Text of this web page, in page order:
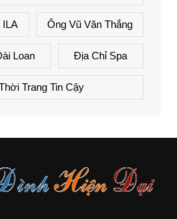
ILA Ông Vũ Văn Thắng
Loan Địa Chỉ Spa
Trang Tin Cậy